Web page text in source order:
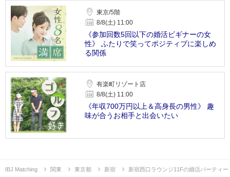
東京/5階
8/8(土) 11:00
《参加回数5回以下の婚活ビギナーの女
性》 ふたりで笑ってポジティブに楽しめ
る関係
有楽町リゾート店
8/8(土) 11:00
《年収700万円以上＆高身長の男性》 趣
味が合うお相手と出会いたい
IBJ Matching 関東 東京都 新宿 新宿西口ラウンジ11Fの婚活パーティー